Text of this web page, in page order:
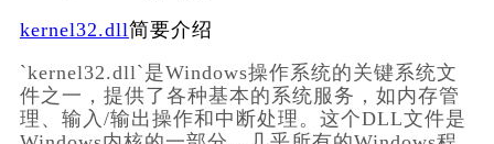
kernel32.dll简要介绍
`kernel32.dll`是Windows操作系统的关键系统文
件之一，提供了各种基本的系统服务，如内存管
理、输入/输出操作和中断处理。这个DLL文件是